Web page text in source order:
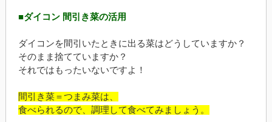
■ダイコン 間引き菜の活用
ダイコンを間引いたときに出る菜はどうしていますか？
そのまま捨てていますか？
それではもったいないですよ！
間引き菜＝つまみ菜は、
食べられるので、調理して食べてみましょう。